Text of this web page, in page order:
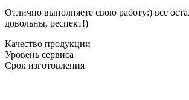
Отлично выполняете свою работу:) все
довольны, респект!)
Качество продукции
Уровень сервиса
Срок изготовления